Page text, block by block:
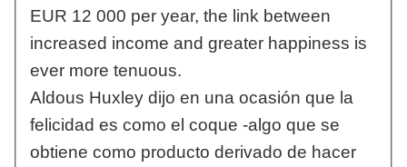
EUR 12 000 per year, the link between
increased income and greater happiness is
ever more tenuous.
Aldous Huxley dijo en una ocasión que la
felicidad es como el coque -algo que se
obtiene como producto derivado de hacer